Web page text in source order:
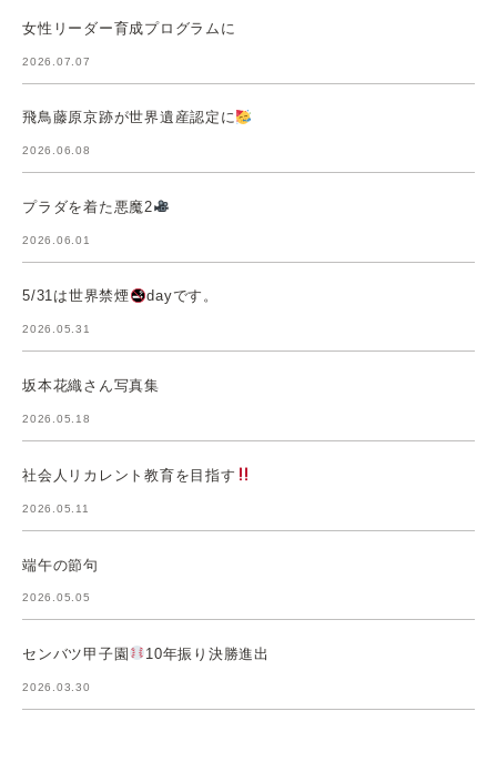
女性リーダー育成プログラムに
2026.07.07
飛鳥藤原京跡が世界遺産認定に
2026.06.08
プラダを着た悪魔2
2026.06.01
5/31は世界禁煙 dayです。
2026.05.31
坂本花織さん写真集
2026.05.18
社会人リカレント教育を目指す
2026.05.11
端午の節句
2026.05.05
センバツ甲子園 10年振り決勝進出
2026.03.30